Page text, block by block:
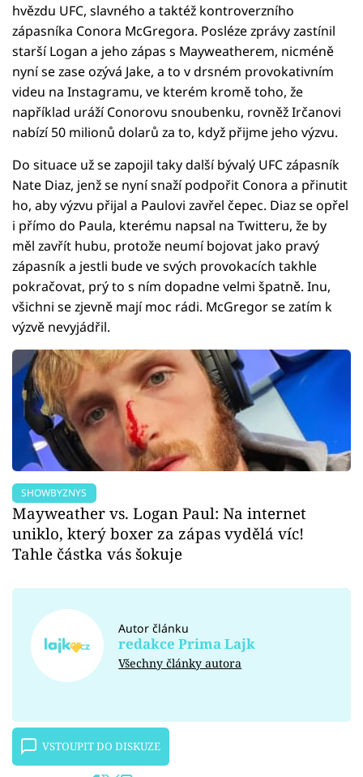
hvězdu UFC, slavného a taktéž kontroverzního
zápasníka Conora McGregora. Posléze zprávy zastínil
starší Logan a jeho zápas s Mayweatherem, nicméně
nyní se zase ozývá Jake, a to v drsném provokativním
videu na Instagramu, ve kterém kromě toho, že
například uráží Conorovu snoubenku, rovněž Irčanovi
nabízí 50 milionů dolarů za to, když přijme jeho výzvu.
Do situace už se zapojil taky další bývalý UFC zápasník
Nate Diaz, jenž se nyní snaží podpořit Conora a přinutit
ho, aby výzvu přijal a Paulovi zavřel čepec. Diaz se opřel
i přímo do Paula, kterému napsal na Twitteru, že by
měl zavřít hubu, protože neumí bojovat jako pravý
zápasník a jestli bude ve svých provokacích takhle
pokračovat, prý to s ním dopadne velmi špatně. Inu,
všichni se zjevně mají moc rádi. McGregor se zatím k
výzvě nevyjádřil.
SHOWBYZNYS
Mayweather vs. Logan Paul: Na internet
uniklo, který boxer za zápas vydělá víc!
Tahle částka vás šokuje
Autor článku
redakce Prima Lajk
Všechny články autora
VSTOUPIT DO DISKUZE